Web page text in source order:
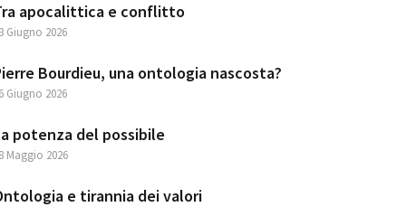
apocalittica e conflitto
Giugno 2026
Bourdieu, una ontologia nascosta?
Giugno 2026
potenza del possibile
Maggio 2026
e tirannia dei valori